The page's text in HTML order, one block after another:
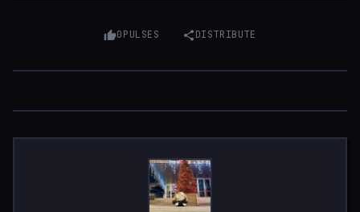
0PULSES DISTRIBUTE